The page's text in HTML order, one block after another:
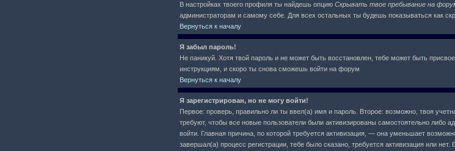
В настройках твоего профиля ты найдешь опцию Скрывать твое пребывание на
администраторам и самому себе. Для всех остальных ты будешь показываться как
Вернуться к началу
Я забыл пароль!
Не паникуй. Хотя твой пароль и не может быть восстановлен, тебе может быть
инструкциям, и скоро ты снова сможешь войти на форум
Вернуться к началу
Я зарегистрирован, но не могу войти!
Первое: проверь, правильно ли ты ввел(а) имя и пароль. Второе: возможно, твоя
требуют, чтобы все новые пользователи были активизированы самостоятельно либо
войти. Главная причина, по которой требуется активизация, — она уменьшает
завершал(а) процесс регистрации, тебе было сказано, требуется активизация или